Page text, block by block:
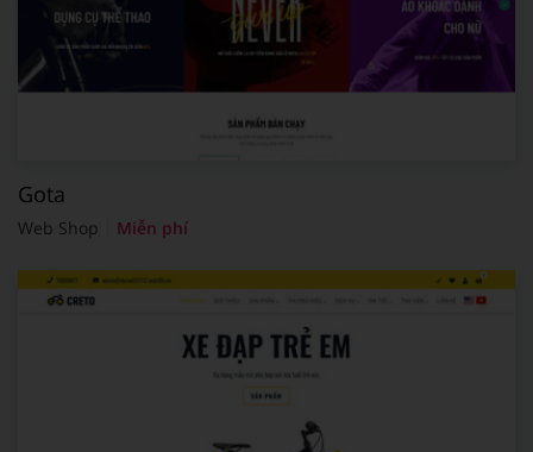
Gota
Web Shop Miễn phí